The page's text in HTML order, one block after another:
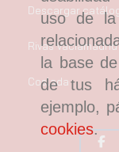
uso de la
la base
de tus
ejemplo,
cookies.
Descargar
Rivas Vaciamadrid
Coslada